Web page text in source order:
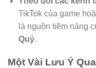
TikTok của game
là nguồn tiềm năng
Quỷ.
Một Vài Lưu Ý